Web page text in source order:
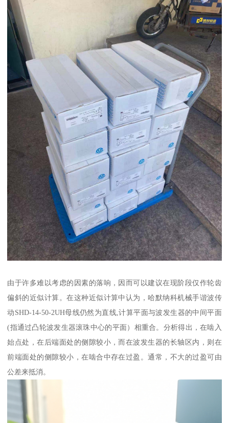
由于许多难以考虑的因素的落响，因而可以建议在现阶段仅作轮齿
偏斜的近似计算。在这种近似计算中认为，哈默纳科机械手谐波传
动SHD-14-50-2UH母线仍然为直线,计算平面与波发生器的中间平面
(指通过凸轮波发生器滚珠中心的平面）相重合。分析得出，在啮入
始点处，在后端面处的侧隙较小，而在波发生器的长轴区内，则在
前端面处的侧隙较小，在啮合中存在过盈。通常，不大的过盈可由
公差来抵消。